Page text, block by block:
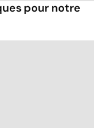
pour notre